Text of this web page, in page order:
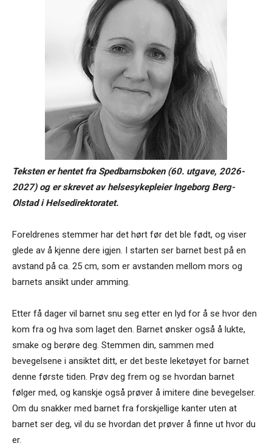
Teksten er hentet fra Spedbarnsboken (60. utgave, 2026-
2027) og er skrevet av helsesykepleier Ingeborg Berg-
Olstad i Helsedirektoratet.
Foreldrenes stemmer har det hørt før det ble født, og viser
glede av å kjenne dere igjen. I starten ser barnet best på en
avstand på ca. 25 cm, som er avstanden mellom mors og
barnets ansikt under amming.
Etter få dager vil barnet snu seg etter en lyd for å se hvor den
kom fra og hva som laget den. Barnet ønsker også å lukte,
smake og berøre deg. Stemmen din, sammen med
bevegelsene i ansiktet ditt, er det beste leketøyet for barnet
denne første tiden. Prøv deg frem og se hvordan barnet
følger med, og kanskje også prøver å imitere dine bevegelser.
Om du snakker med barnet fra forskjellige kanter uten at
barnet ser deg, vil du se hvordan det prøver å finne ut hvor du
er.